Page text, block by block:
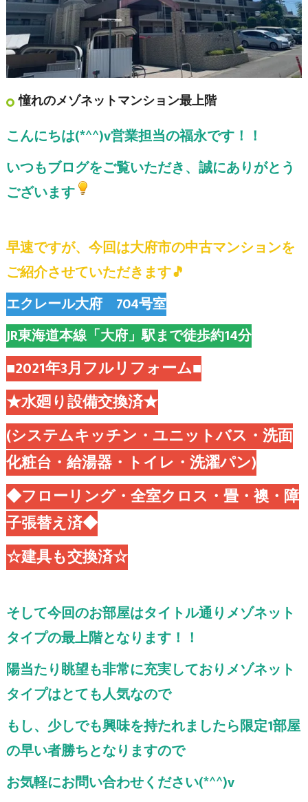
憧れのメゾネットマンション最上階
こんにちは(*^^)v営業担当の福永です！！
いつもブログをご覧いただき、誠にありがとう
ございます
早速ですが、今回は大府市の中古マンションを
ご紹介させていただきます🎵
エクレール大府 704号室
JR東海道本線「大府」駅まで徒歩約14分
■2021年3月フルリフォーム■
★水廻り設備交換済★
(システムキッチン・ユニットバス・洗面
化粧台・給湯器・トイレ・洗濯パン)
◆フローリング・全室クロス・畳・襖・障
子張替え済◆
☆建具も交換済☆
そして今回のお部屋はタイトル通りメゾネット
タイプの最上階となります！！
陽当たり眺望も非常に充実しておりメゾネット
タイプはとても人気なので
もし、少しでも興味を持たれましたら限定1部屋
の早い者勝ちとなりますので
お気軽にお問い合わせください(*^^)v